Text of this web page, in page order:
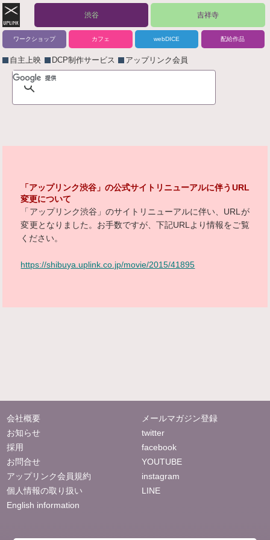
渋谷 吉祥寺
ワークショップ カフェ webDICE 配給作品
自主上映 DCP制作サービス アップリンク会員
「アップリンク渋谷」の公式サイトリニューアルに伴うURL
変更について
「アップリンク渋谷」のサイトリニューアルに伴い、URLが
変更となりました。お手数ですが、下記URLより情報をご覧
ください。
https://shibuya.uplink.co.jp/movie/2015/41895
会社概要
お知らせ
採用
お問合せ
アップリンク会員規約
個人情報の取り扱い
English information
メールマガジン登録
twitter
facebook
YOUTUBE
instagram
LINE